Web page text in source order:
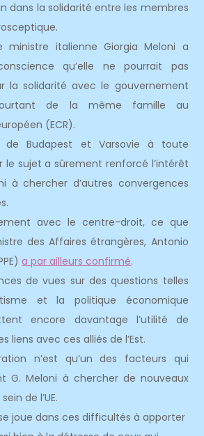
dans la solidarité entre les membres
ministre italienne Giorgia Meloni a
qu’elle ne pourrait pas
la solidarité avec le gouvernement
de la même famille au
(ECR).
de Budapest et Varsovie à toute
le sujet a sûrement renforcé l’intérêt
à chercher d’autres convergences
avec le centre-droit, ce que
des Affaires étrangères, Antonio
a par ailleurs confirmé.
de vues sur des questions telles
et la politique économique
encore davantage l’utilité de
liens avec ces alliés de l’Est.
n’est qu’un des facteurs qui
G. Meloni à chercher de nouveaux
de l’UE.
joue dans ces difficultés à apporter